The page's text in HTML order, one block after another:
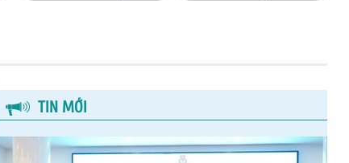
TIN MỚI